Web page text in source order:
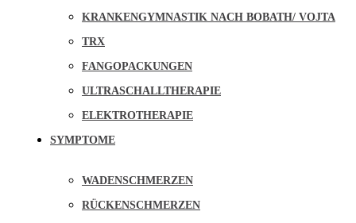
KRANKENGYMNASTIK NACH BOBATH/ VOJTA
TRX
FANGOPACKUNGEN
ULTRASCHALLTHERAPIE
ELEKTROTHERAPIE
SYMPTOME
WADENSCHMERZEN
RÜCKENSCHMERZEN